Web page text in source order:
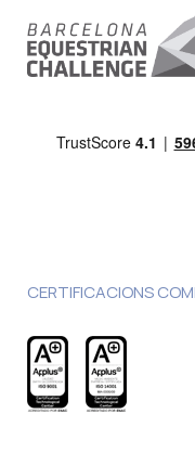
CERTIFICACIONS